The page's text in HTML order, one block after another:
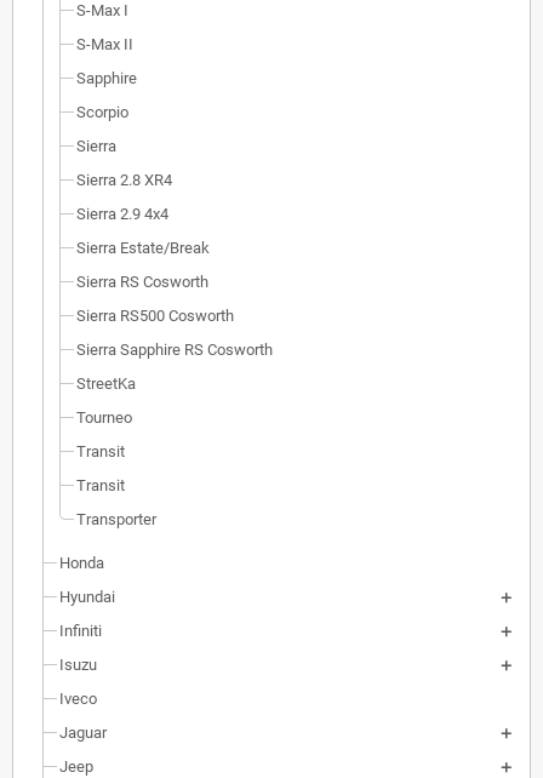
S-Max I
S-Max II
Sapphire
Scorpio
Sierra
Sierra 2.8 XR4
Sierra 2.9 4x4
Sierra Estate/Break
Sierra RS Cosworth
Sierra RS500 Cosworth
Sierra Sapphire RS Cosworth
StreetKa
Tourneo
Transit
Transit
Transporter
Honda
Hyundai
Infiniti
Isuzu
Iveco
Jaguar
Jeep